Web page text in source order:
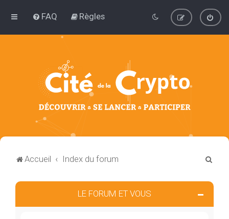
FAQ Règles
Accueil Index du forum
c
LE FORUM ET VOUS